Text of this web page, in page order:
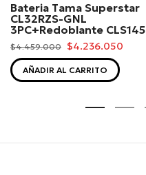
Bateria Tama Superstar
CL32RZS-GNL
3PC+Redoblante CLS145
$4.459.000 $4.236.050
AÑADIR AL CARRITO